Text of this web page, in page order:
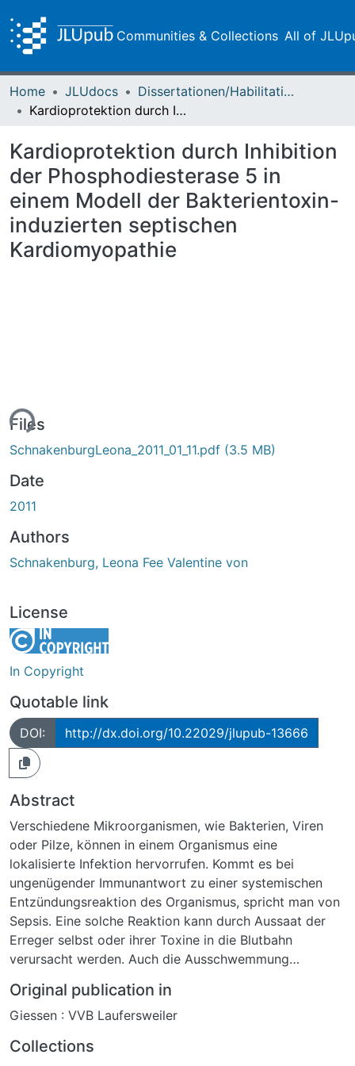
Communities & Collections All of
Home JLUdocs
Dissertationen/Habilitationen
Kardioprotektion durch Inhibition der Phosphodiesterase 5 in einem Modell der Bakterientoxin-induzierten septischen Kardiomyopathie
Kardioprotektion durch Inhibition
der Phosphodiesterase 5 in
einem Modell der Bakterientoxin-
induzierten septischen
Kardiomyopathie
Files
SchnakenburgLeona_2011_01_11.pdf (3.5 MB)
Date
2011
Authors
Schnakenburg, Leona Fee Valentine von
License
In Copyright
Quotable link
DOI: http://dx.doi.org/10.22029/jlupub-13666
Abstract
Verschiedene Mikroorganismen, wie Bakterien, Viren
oder Pilze, können in einem Organismus eine
lokalisierte Infektion hervorrufen. Kommt es bei
ungenügender Immunantwort zu einer systemischen
Entzündungsreaktion des Organismus, spricht man von
Sepsis. Eine solche Reaktion kann durch Aussaat der
Erreger selbst oder ihrer Toxine in die Blutbahn
verursacht werden. Auch die Ausschwemmung
hervorrufen. Trotz intensiver Forschung und
verbesserter Therapiemöglichkeiten stellt die Mortalität
modernen Medizin dar. Im Rahmen des septischen
Original publication in
Giessen : VVB Laufersweiler
Collections